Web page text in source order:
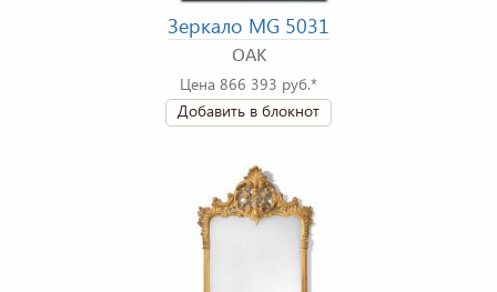
Зеркало MG 5031
OAK
Цена 866 393 руб.*
Добавить в блокнот